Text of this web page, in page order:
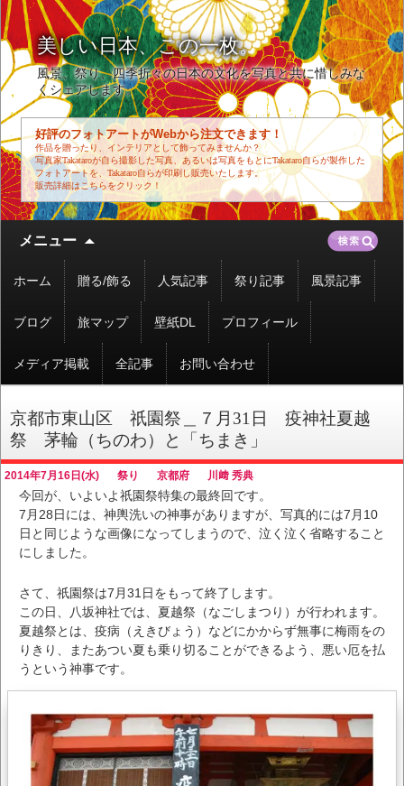
美しい日本、この一枚。
風景、祭り、四季折々の日本の文化を写真と共に惜しみな
くシェアします。
好評のフォトアートがWebから注文できます！
作品を贈ったり、インテリアとして飾ってみませんか？
写真家Takataroが自ら撮影した写真、あるいは写真をもとにTakataro自らが製作した
フォトアートを、Takataro自らが印刷し販売いたします。
販売詳細はこちらをクリック！
メニュー
テ
ツ
移
動
ホーム 贈る/飾る 人気記事 祭り記事 風景記事
ブログ 旅マップ 壁紙DL プロフィール
メディア掲載 全記事 お問い合わせ
検
索:
京都市東山区 祇園祭＿７月31日 疫神社夏越
祭 茅輪（ちのわ）と「ちまき」
2014年7月16日(水) 祭り 京都府 川﨑 秀典
今回が、いよいよ祇園祭特集の最終回です。
7月28日には、神輿洗いの神事がありますが、写真的には7月10
日と同じような画像になってしまうので、泣く泣く省略すること
にしました。
さて、祇園祭は7月31日をもって終了します。
この日、八坂神社では、夏越祭（なごしまつり）が行われます。
夏越祭とは、疫病（えきびょう）などにかからず無事に梅雨をの
りきり、またあつい夏も乗り切ることができるよう、悪い厄を払
うという神事です。